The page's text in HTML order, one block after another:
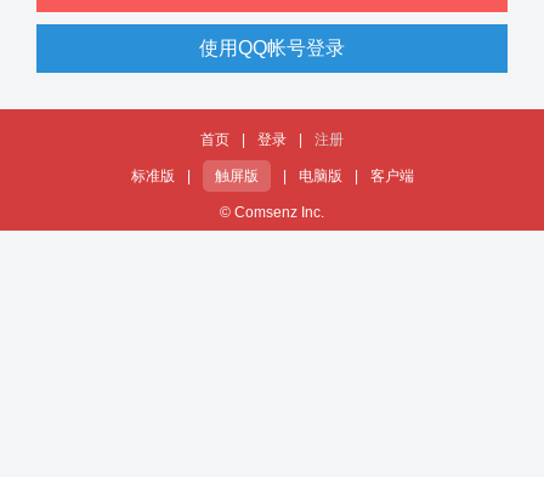
使用QQ帐号登录
首页 登录 注册
标准版 触屏版 电脑版 客户端
© Comsenz Inc.